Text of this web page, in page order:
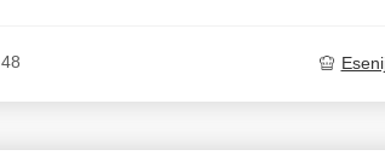
48